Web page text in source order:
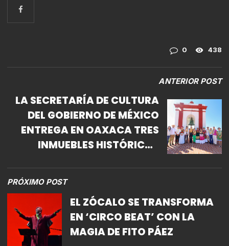
0 438
ANTERIOR POST
LA SECRETARÍA DE CULTURA
DEL GOBIERNO DE MÉXICO
ENTREGA EN OAXACA TRES
INMUEBLES HISTÓRICOS
PRÓXIMO POST
EL ZÓCALO SE TRANSFORMA
EN ‘CIRCO BEAT’ CON LA
MAGIA DE FITO PÁEZ